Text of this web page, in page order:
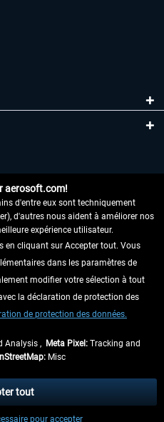
DERNIÈRES
si aucune description contraire.
Pour les autres pays, veuillez
aerosoft.com!
d'entre eux sont techniquement
d'autres nous aident à améliorer nos
expérience utilisateur.
en cliquant sur Accepter tout. Vous
dans les paramètres de
modifier votre sélection à tout
la déclaration de protection des
de protection des données.
Analysis , Meta Pixel: Tracking and
Misc
pour accepter
tout